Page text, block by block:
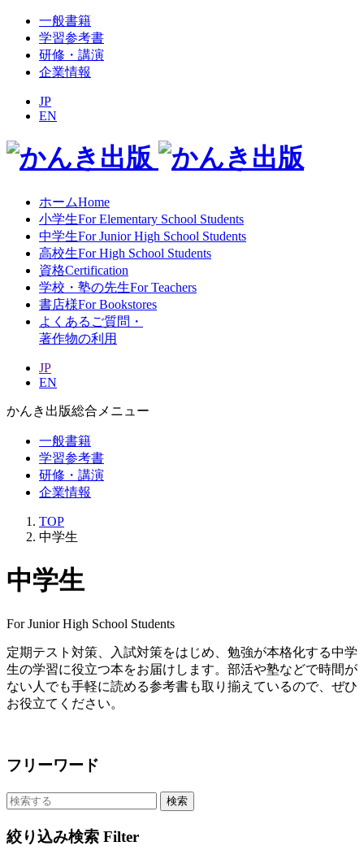
一般書籍
学習参考書
研修・講演
企業情報
JP
EN
ホームHome
小学生For Elementary School Students
中学生For Junior High School Students
高校生For High School Students
資格Certification
学校・塾の先生For Teachers
書店様For Bookstores
よくあるご質問 ・
著作物の利用
JP
EN
かんき出版総合メニュー
一般書籍
学習参考書
研修・講演
企業情報
TOP
中学生
中学生
For Junior High School Students
定期テスト対策、入試対策をはじめ、勉強が本格化する中学
生の学習に役立つ本をお届けします。部活や塾などで時間が
ない人でも手軽に読める参考書も取り揃えているので、ぜひ
お役立てください。
フリーワード
検索
絞り込み検索 Filter